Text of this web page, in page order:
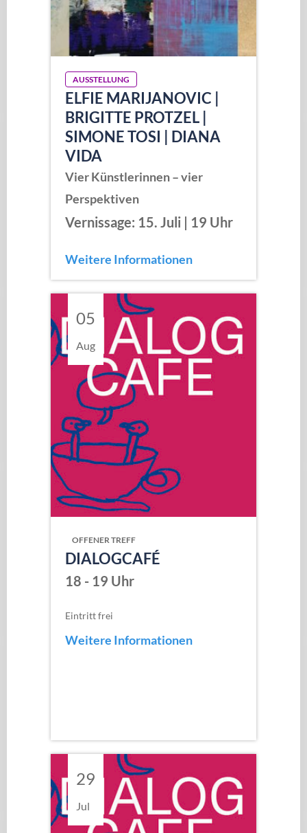
AUSSTELLUNG
ELFIE MARIJANOVIC |
BRIGITTE PROTZEL |
SIMONE TOSI | DIANA
VIDA
Vier Künstlerinnen – vier
Perspektiven
Vernissage: 15. Juli | 19 Uhr
Weitere Informationen
05
Aug
OFFENER TREFF
DIALOGCAFÉ
18 - 19 Uhr
Eintritt frei
Weitere Informationen
29
Jul